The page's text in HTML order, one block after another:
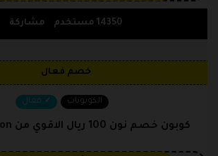
14350 مستخدم مشاركة
خصم فعال
الكوبونات فعال
كوبون خصم نون 100 ريال الاقوي من Noon فى 2023